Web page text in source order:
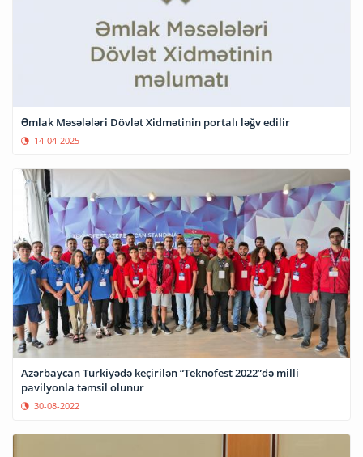
Əmlak Məsələləri Dövlət Xidmətinin portalı ləğv edilir
14-04-2025
Azərbaycan Türkiyədə keçirilən “Teknofest 2022”də milli
30-08-2022